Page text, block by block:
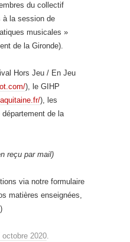
du collectif
à la session de
musicales »
de la Gironde).
Hors Jeu / En Jeu
), le GIHP
), les
de la
reçu par mail)
via notre formulaire
matières enseignées,
octobre 2020.